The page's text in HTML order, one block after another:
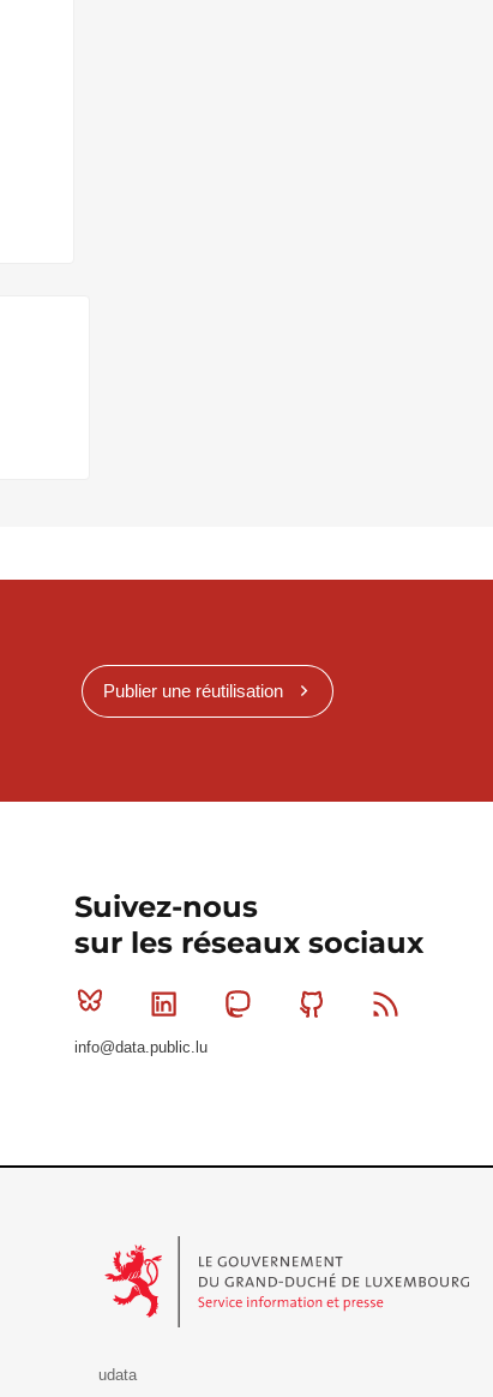
Publier une réutilisation
Suivez-nous
sur les réseaux sociaux
Bluesky Linkedin MastodonGithub
info@data.public.lu
udata